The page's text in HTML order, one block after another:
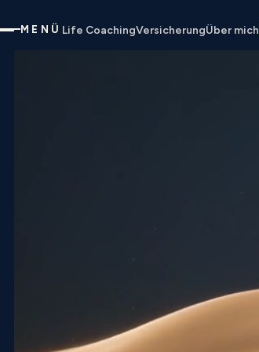
MENÜ Life CoachingVersicherungÜber mich